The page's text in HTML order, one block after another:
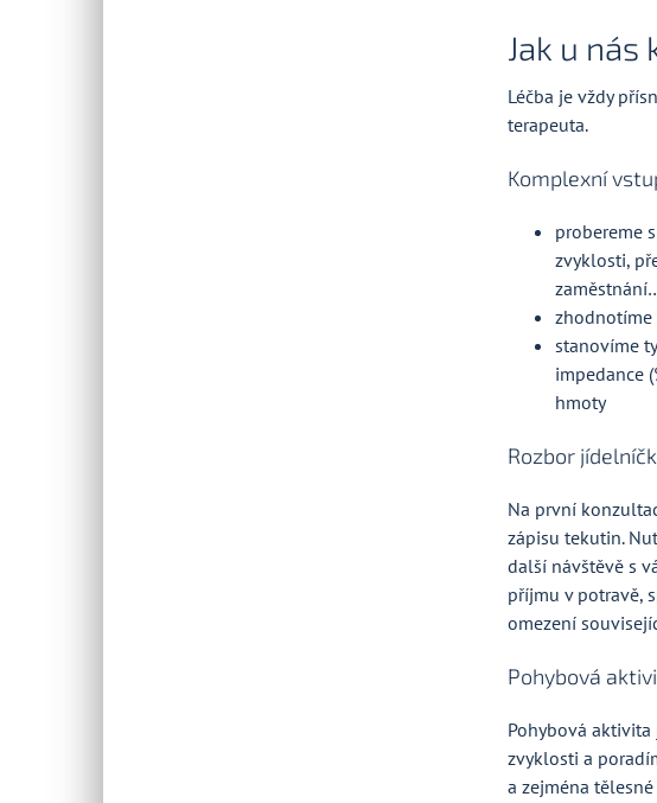
Jak u
Léčba je vždy
terapeuta.
Komplexní
probereme
zvyklosti,
zhodnotíme
stanovíme
impedance
hmoty
Rozbor
Na první
zápisu tekutin.
další návštěvě s
příjmu v potravě,
omezení
Pohybová
Pohybová
zvyklosti a
a zejména